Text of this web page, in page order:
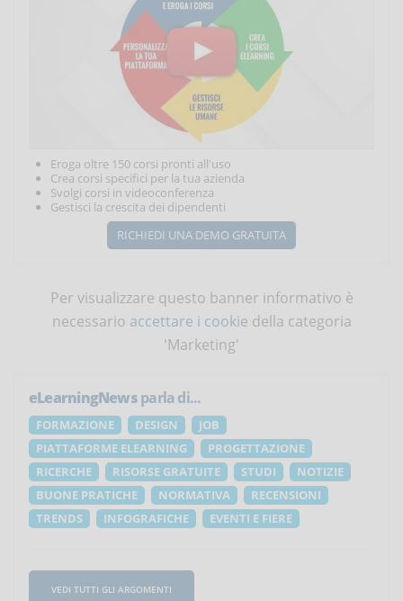
Eroga oltre 150 corsi pronti all'uso
Crea corsi specifici per la tua azienda
Svolgi corsi in videoconferenza
Gestisci la crescita dei dipendenti
RICHIEDI UNA DEMO GRATUITA
Per visualizzare questo banner informativo è
necessario accettare i cookie della categoria
'Marketing'
eLearningNewsparla di...
FORMAZIONE DESIGN
JOB
PIATTAFORME ELEARNING
PROGETTAZIONE
RICERCHE
RISORSE GRATUITE STUDI
NOTIZIE
BUONE PRATICHE
NORMATIVA
RECENSIONI
TRENDS
INFOGRAFICHE EVENTI E FIERE
VEDI TUTTI GLI ARGOMENTI